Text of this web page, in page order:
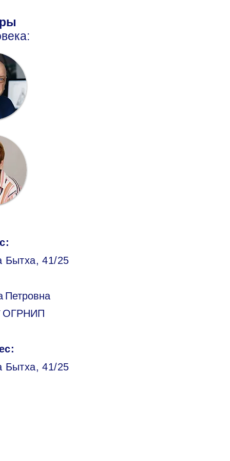
Бытха, 41/25
Петровна
ОГРНИП
Бытха, 41/25